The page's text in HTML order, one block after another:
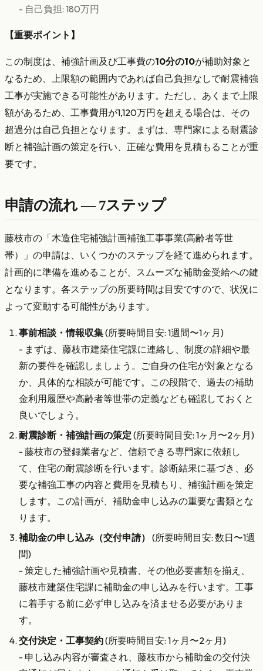
- 自己負担: 180万円
【重要ポイント】
この制度は、補強計画及び工事費の10分の10が補助対象と
なるため、上限額の範囲内であれば自己負担なしで耐震補強
工事が実施できる可能性があります。ただし、あくまで上限
額があるため、工事費用が1,120万円を超える場合は、その
超過分は自己負担となります。まずは、専門家による耐震診
断と補強計画の策定を行い、正確な費用を見積もることが重
要です。
申請の流れ — 7ステップ
藤枝市の「木造住宅補強計画補強工事事業(高齢者等世
帯）」の申請は、いくつかのステップを経て進められます。
計画的に準備を進めることが、スムーズな補助金受給への鍵
となります。各ステップの所要時間は目安ですので、状況に
よって変動する可能性があります。
事前相談・情報収集(所要時間目安: 1週間〜1ヶ月)
- まずは、藤枝市建築住宅課に連絡し、制度の詳細や最
新の要件を確認しましょう。ご自身の住宅が対象となる
か、具体的な相談が可能です。この段階で、過去の補助
金利用履歴や高齢者等世帯の定義なども確認しておくと
良いでしょう。
耐震診断・補強計画の策定 (所要時間目安: 1ヶ月〜2ヶ月)
- 藤枝市の登録業者など、信頼できる専門家に依頼し
て、住宅の耐震診断を行います。診断結果に基づき、必
要な補強工事の内容と費用を見積もり、補強計画を策定
します。この計画が、補助金申し込みの重要な書類とな
ります。
補助金の申し込み（交付申請） (所要時間目安: 数日〜1週
間)
- 策定した補強計画や見積書、その他必要書類を揃え、
藤枝市建築住宅課に補助金の申し込みを行います。工事
に着手する前に必ず申し込みを済ませる必要がありま
す。
交付決定・工事契約(所要時間目安: 1ヶ月〜2ヶ月)
- 申し込み内容が審査され、藤枝市から補助金の交付決